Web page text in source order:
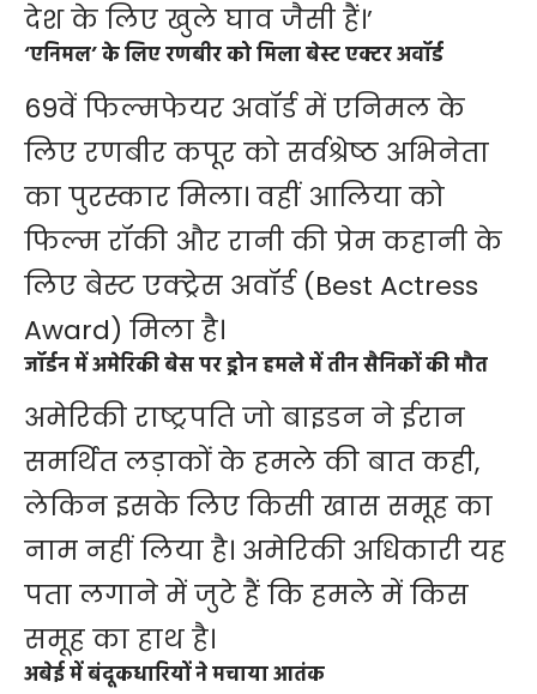
देश के लिए खुले घाव जैसी हैं।’
‘एनिमल’ के लिए रणबीर को मिला बेस्ट एक्टर अवॉर्ड
69वें फिल्मफेयर अवॉर्ड में एनिमल के
लिए रणबीर कपूर को सर्वश्रेष्ठ अभिनेता
का पुरस्कार मिला। वहीं आलिया को
फिल्म रॉकी और रानी की प्रेम कहानी के
लिए बेस्ट एक्ट्रेस अवॉर्ड (Best Actress
Award) मिला है।
जॉर्डन में अमेरिकी बेस पर ड्रोन हमले में तीन सैनिकों की मौत
अमेरिकी राष्ट्रपति जो बाइडन ने ईरान
समर्थित लड़ाकों के हमले की बात कही,
लेकिन इसके लिए किसी खास समूह का
नाम नहीं लिया है। अमेरिकी अधिकारी यह
पता लगाने में जुटे हैं कि हमले में किस
समूह का हाथ है।
अबेई में बंदूकधारियों ने मचाया आतंक